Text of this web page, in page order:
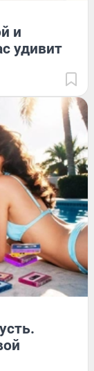
и
удивит